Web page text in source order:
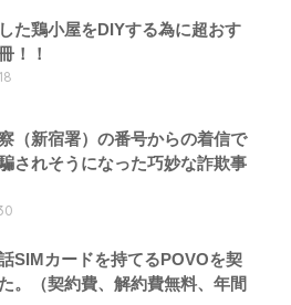
た鶏小屋をDIYする為に超おす
！！
（新宿署）の番号からの着信で
されそうになった巧妙な詐欺事
SIMカードを持てるPOVOを契
。（契約費、解約費無料、年間